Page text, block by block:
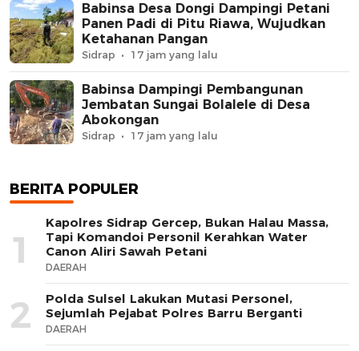
Babinsa Desa Dongi Dampingi Petani
Panen Padi di Pitu Riawa, Wujudkan
Ketahanan Pangan
Sidrap 17 jam yang lalu
Babinsa Dampingi Pembangunan
Jembatan Sungai Bolalele di Desa
Abokongan
Sidrap 17 jam yang lalu
BERITA POPULER
1
Kapolres Sidrap Gercep, Bukan Halau Massa,
Tapi Komandoi Personil Kerahkan Water
Canon Aliri Sawah Petani
DAERAH
2
Polda Sulsel Lakukan Mutasi Personel,
Sejumlah Pejabat Polres Barru Berganti
DAERAH